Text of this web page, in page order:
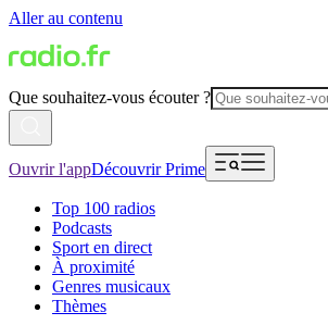
Aller au contenu
Que souhaitez-vous écouter ?
Ouvrir l'appDécouvrir Prime
Top 100 radios
Podcasts
Sport en direct
À proximité
Genres musicaux
Thèmes